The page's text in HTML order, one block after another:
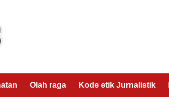
Olah raga Kode etik Jurnalistik